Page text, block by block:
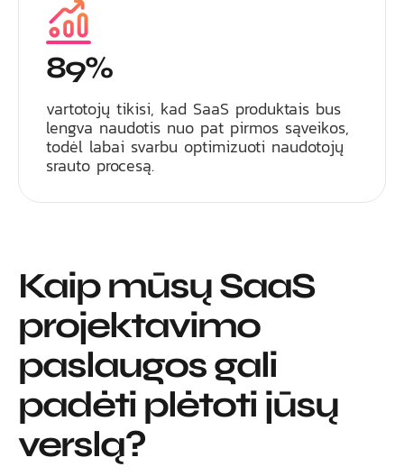
89%
vartotojų tikisi, kad SaaS produktais bus
lengva naudotis nuo pat pirmos sąveikos,
todėl labai svarbu optimizuoti naudotojų
srauto procesą.
Kaip mūsų SaaS
projektavimo
paslaugos gali
padėti plėtoti jūsų
verslą?